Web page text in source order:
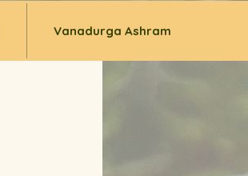
Vanadurga Ashram